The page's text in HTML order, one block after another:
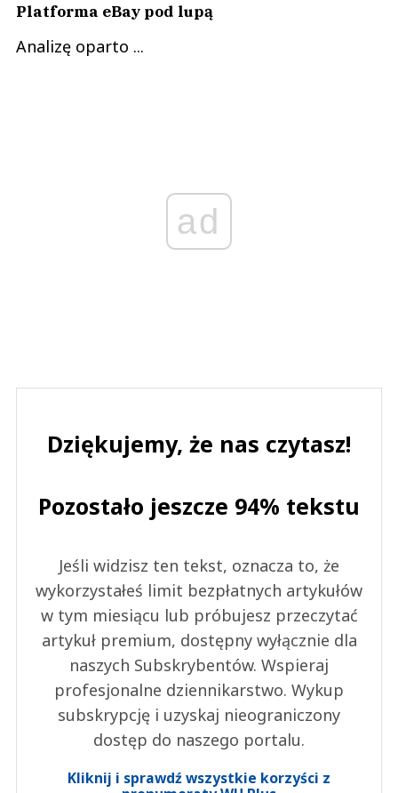
Platforma eBay pod lupą
Analizę oparto ...
ad
Dziękujemy, że nas czytasz!
Pozostało jeszcze 94% tekstu
Jeśli widzisz ten tekst, oznacza to, że
wykorzystałeś limit bezpłatnych artykułów
w tym miesiącu lub próbujesz przeczytać
artykuł premium, dostępny wyłącznie dla
naszych Subskrybentów. Wspieraj
profesjonalne dziennikarstwo. Wykup
subskrypcję i uzyskaj nieograniczony
dostęp do naszego portalu.
Kliknij i sprawdź wszystkie korzyści z